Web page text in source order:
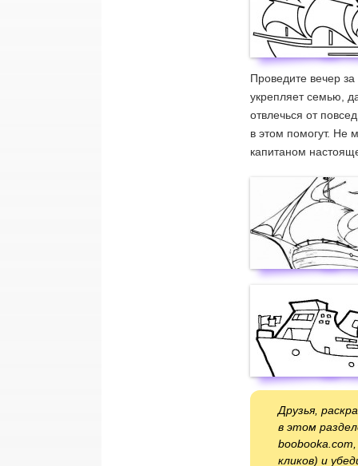
Проведите вечер
укрепляет семью,
отвлечься от
в этом помогут. Не
капитаном
Друзья,
в этом
кликов) и